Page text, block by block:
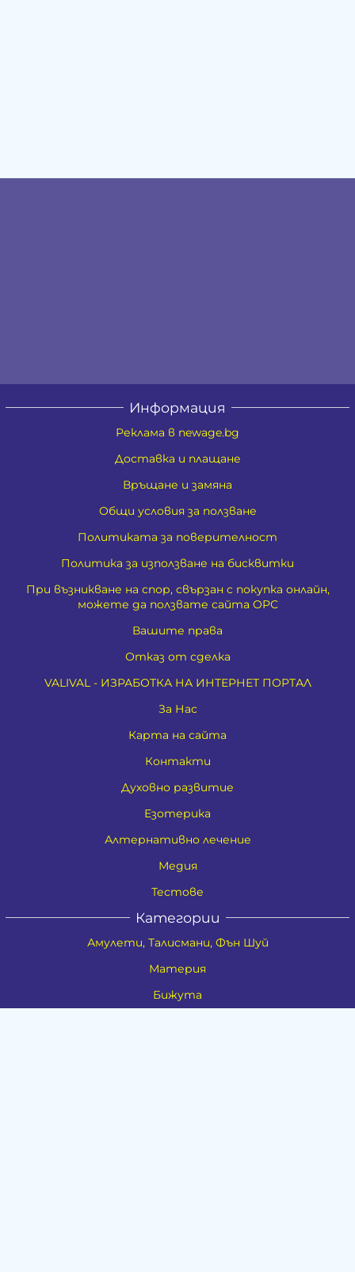
Информация
Реклама в newage.bg
Доставка и плащане
Връщане и замяна
Общи условия за ползване
Политиката за поверителност
Политика за използване на бисквитки
При възникване на спор, свързан с покупка онлайн,
можете да ползвате сайта ОРС
Вашите права
Отказ от сделка
VALIVAL - ИЗРАБОТКА НА ИНТЕРНЕТ ПОРТАЛ
За Нас
Карта на сайта
Контакти
Духовно развитие
Езотерика
Алтернативно лечение
Медия
Тестове
Категории
Амулети, Талисмани, Фън Шуй
Материя
Бижута